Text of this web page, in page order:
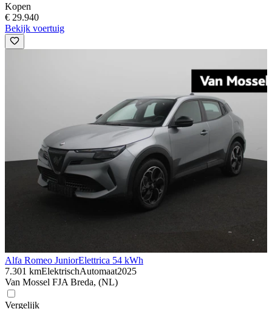
Kopen
€ 29.940
Bekijk voertuig
Alfa Romeo JuniorElettrica 54 kWh
7.301 kmElektrischAutomaat2025
Van Mossel FJA Breda, (NL)
Vergelijk